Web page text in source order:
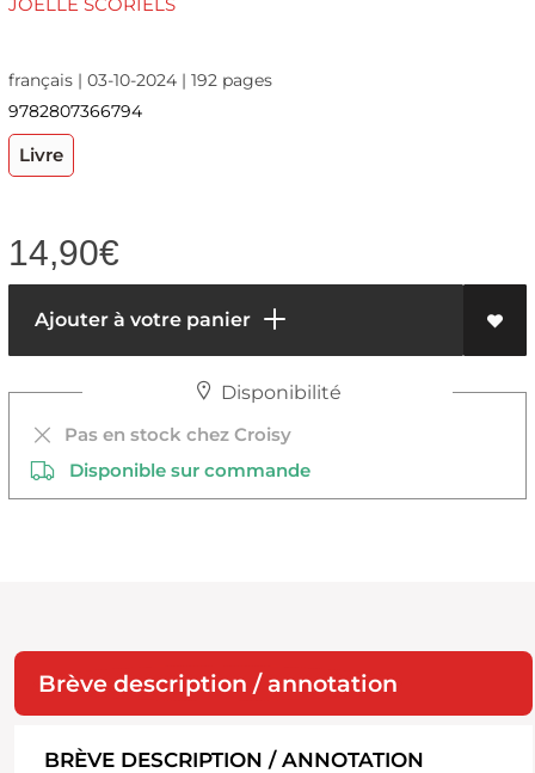
français | 03-10-2024 | 192 pages
9782807366794
Livre
14,90€
Ajouter à votre panier
Disponibilité
Pas en stock chez Croisy
Disponible sur commande
Brève description / annotation
BRÈVE DESCRIPTION / ANNOTATION